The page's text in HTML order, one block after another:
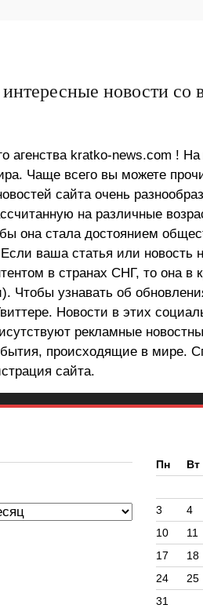
новости со
агенства kratko-news.com !
Чаще всего вы можете
сайта очень
на различные
она стала достоянием
ваша статья или новость
в странах СНГ, то она в
Чтобы узнавать об
Новости в этих
рекламные
происходящие в мире.
сайта.
Пн
Вт
3
4
10
11
17
18
24
25
31